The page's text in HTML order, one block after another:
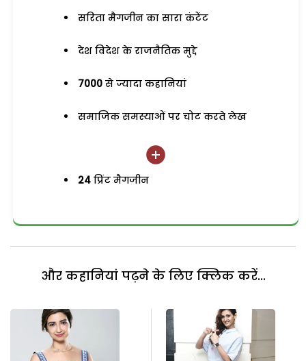
सरिता मैगजीन का सारा कंटेंट
देश विदेश के राजनैतिक मुद्दे
7000 से ज्यादा कहानियां
समाजिक समस्याओं पर चोट करते लेख
24 प्रिंट मैगजीन
और कहानियां पढ़ने के लिए क्लिक करें...